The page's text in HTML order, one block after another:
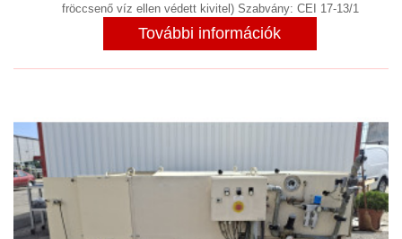
Szikraforgácsoló (3)
Tartály forgató
Ultrahangos tisztítás
FORGÁCS KIHORDÓ, FORGÁCS
CENTRIFUGA LEVÁLASZTÓ
FŰTÉS
FREKVENCIAVÁLTÓ, INDÍTÓ
fröccsenő víz ellen védett kivitel) Szabvány: CEI 17-13/1
További információk